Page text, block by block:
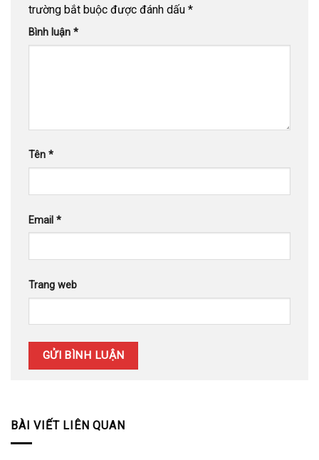
trường bắt buộc được đánh dấu *
Bình luận *
Tên *
Email *
Trang web
BÀI VIẾT LIÊN QUAN